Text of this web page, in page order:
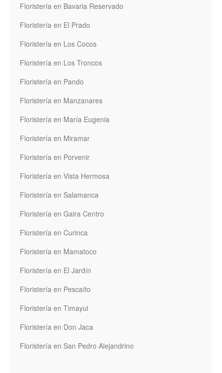
Floristería en Bavaria Reservado
Floristería en El Prado
Floristería en Los Cocos
Floristería en Los Troncos
Floristería en Pando
Floristería en Manzanares
Floristería en María Eugenia
Floristería en Miramar
Floristería en Porvenir
Floristería en Vista Hermosa
Floristería en Salamanca
Floristería en Gaira Centro
Floristería en Curinca
Floristería en Mamatoco
Floristería en El Jardín
Floristería en Pescaíto
Floristería en Timayui
Floristería en Don Jaca
Floristería en San Pedro Alejandrino